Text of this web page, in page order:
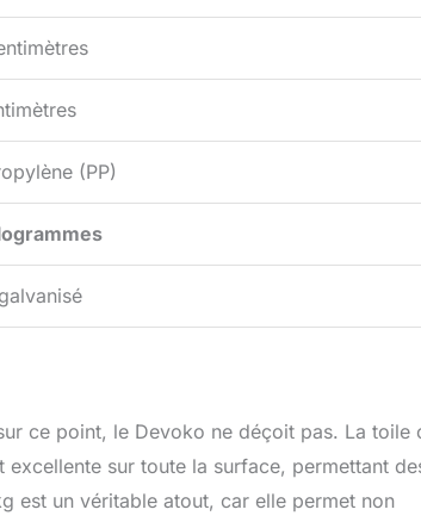
(PP)
ce point, le Devoko ne déçoit pas. La toile
sur toute la surface, permettant
est un véritable atout, car elle permet non